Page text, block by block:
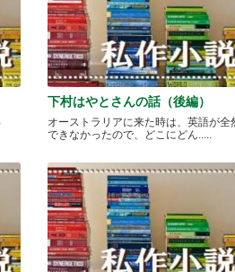
下村はやとさんの話（後編）
オーストラリアに来た時は、英語が全
できなかったので、どこにどん.....